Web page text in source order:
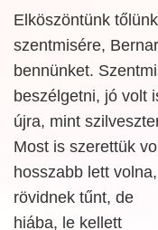
Elköszöntünk
szentmisére,
bennünket.
beszélgetni, jó volt
újra, mint
Most is szerettük
hosszabb lett
rövidnek tűnt, de
hiába, le kellett